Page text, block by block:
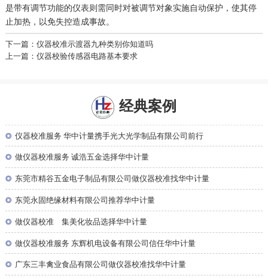
是带有调节功能的仪表则需同时对被调节对象实施自动保护，使其停
止加热，以免失控造成事故。
下一篇：仪器校准示渡器九种类别你知道吗
上一篇：仪器校验传感器电路基本要求
经典案例
◎ 仪器校准服务 华中计量携手光大光学制品有限公司前行
◎ 做仪器校准服务 诚浩五金选择华中计量
◎ 东莞市精谷五金电子制品有限公司做仪器校准找华中计量
◎ 东莞永固绝缘材料有限公司推荐华中计量
◎ 做仪器校准 集美化妆品选择华中计量
◎ 做仪器校准服务 东辉机电设备有限公司信任华中计量
◎ 广东三丰禽业食品有限公司做仪器校准找华中计量